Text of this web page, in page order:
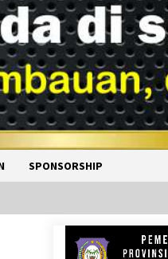
SPONSORSHIP